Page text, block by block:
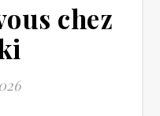
chez